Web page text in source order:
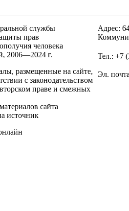
службы
прав
человека
2006—2024 г.
размещенные на сайте,
с законодательством
праве и смежных
сайта
источник
Адрес:
Тел.: +7
Эл.